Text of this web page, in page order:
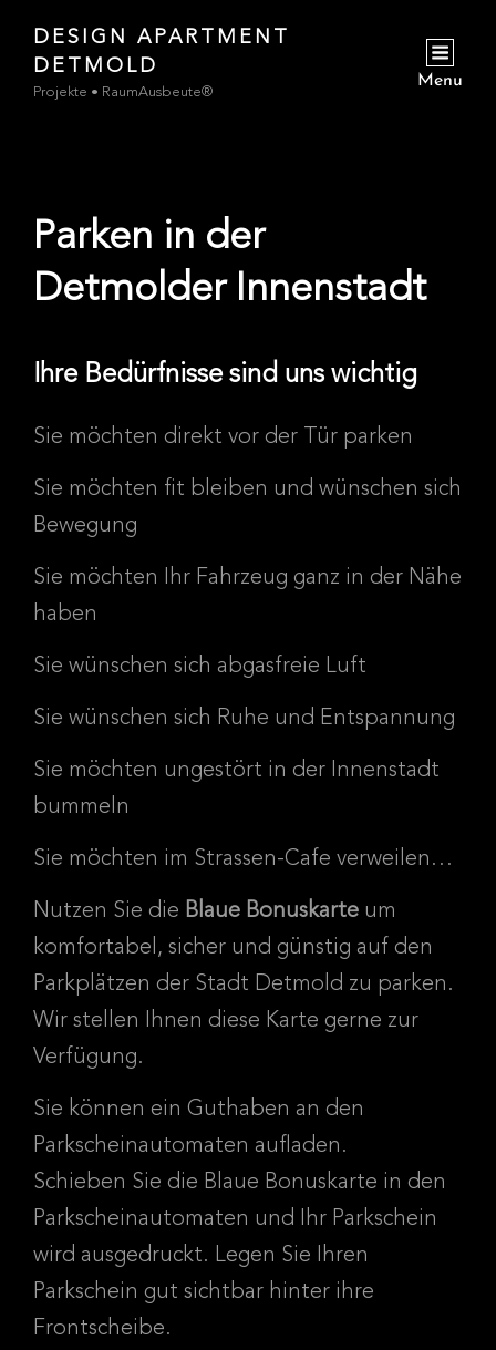
jetzt
DESIGN APARTMENT
DETMOLD
Projekte • RaumAusbeute®
Menu
Parken in der
Detmolder Innenstadt
Ihre Bedürfnisse sind uns wichtig
Sie möchten direkt vor der Tür parken
Sie möchten fit bleiben und wünschen sich
Bewegung
Sie möchten Ihr Fahrzeug ganz in der Nähe
haben
Sie wünschen sich abgasfreie Luft
Sie wünschen sich Ruhe und Entspannung
Sie möchten ungestört in der Innenstadt
bummeln
Sie möchten im Strassen-Cafe verweilen…
Nutzen Sie die Blaue Bonuskarte um
komfortabel, sicher und günstig auf den
Parkplätzen der Stadt Detmold zu parken.
Wir stellen Ihnen diese Karte gerne zur
Verfügung.
Sie können ein Guthaben an den
Parkscheinautomaten aufladen.
Schieben Sie die Blaue Bonuskarte in den
Parkscheinautomaten und Ihr Parkschein
wird ausgedruckt. Legen Sie Ihren
Parkschein gut sichtbar hinter ihre
Frontscheibe.